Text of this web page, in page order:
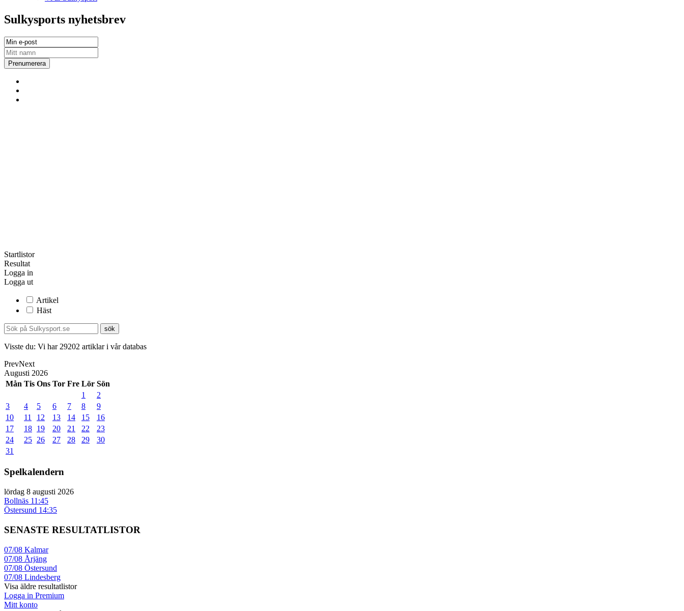
Sulkysports nyhetsbrev
Startlistor
Resultat
Logga in
Logga ut
Artikel
Häst
Visste du: Vi har 29202 artiklar i vår databas
PrevNext
Augusti 2026
Mån Tis Ons Tor Fre Lör Sön
1
2
3
4 5 6 7 8
9
10
11 12 13 14 15
16
17
18 19 20 21 22
23
24
25 26 27 28 29
30
31
Spelkalendern
lördag 8 augusti 2026
Bollnäs 11:45
Östersund 14:35
SENASTE RESULTATLISTOR
07/08 Kalmar
07/08 Årjäng
07/08 Östersund
07/08 Lindesberg
Visa äldre resultatlistor
Logga in Premium
Mitt konto